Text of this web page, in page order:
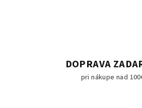
DOPRAVA
pri nákupe nad